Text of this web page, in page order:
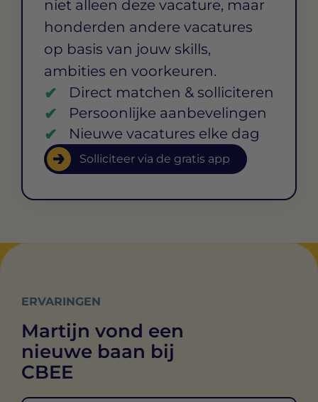
niet alleen deze vacature, maar
honderden andere vacatures
op basis van jouw skills,
ambities en voorkeuren.
Direct matchen & solliciteren
Persoonlijke aanbevelingen
Nieuwe vacatures elke dag
Solliciteer via de gratis app
ERVARINGEN
Martijn vond een
nieuwe baan bij
CBEE